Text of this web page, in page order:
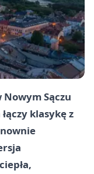
Nowym Sączu
klasykę z